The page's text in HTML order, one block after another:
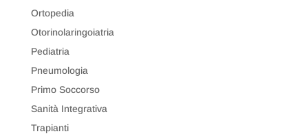
Ortopedia
Otorinolaringoiatria
Pediatria
Pneumologia
Primo Soccorso
Sanità Integrativa
Trapianti